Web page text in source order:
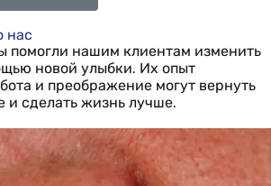
нас
помогли нашим клиентам изменить
новой улыбки. Их опыт
и преображение могут вернуть
и сделать жизнь лучше.